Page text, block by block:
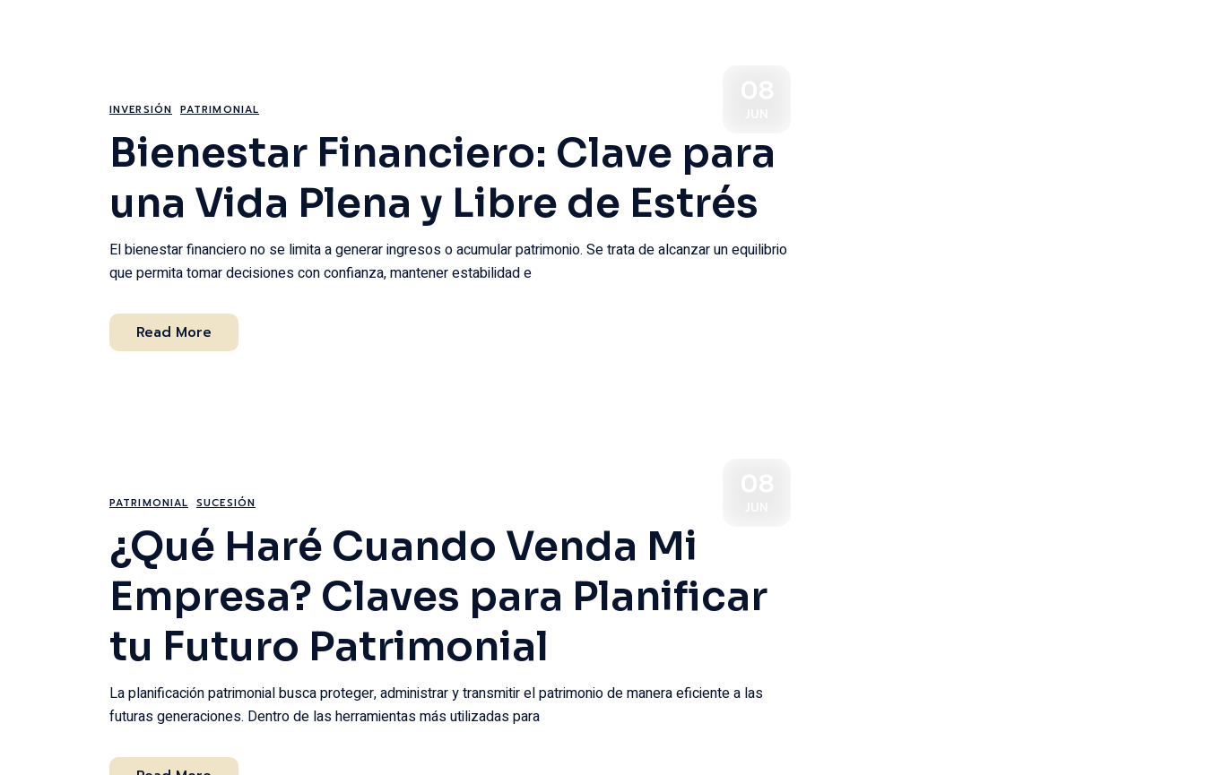
INVERSIÓN PATRIMONIAL
Bienestar Financiero: Clave para
una Vida Plena y Libre de Estrés
El bienestar financiero no se limita a generar ingresos o acumular patrimonio. Se trata de alcanzar un equilibrio
que permita tomar decisiones con confianza, mantener estabilidad e
Read More
PATRIMONIAL SUCESIÓN
¿Qué Haré Cuando Venda Mi
Empresa? Claves para Planificar
tu Futuro Patrimonial
La planificación patrimonial busca proteger, administrar y transmitir el patrimonio de manera eficiente a las
futuras generaciones. Dentro de las herramientas más utilizadas para